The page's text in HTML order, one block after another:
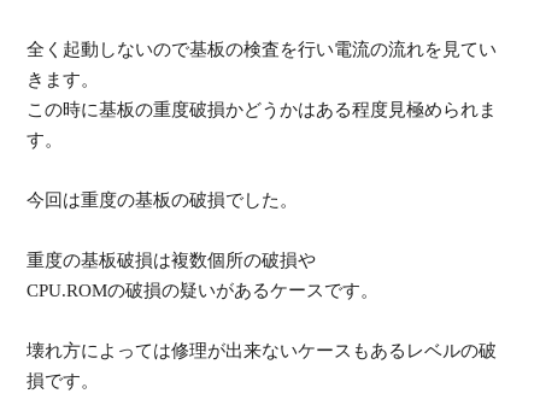
全く起動しないので基板の検査を行い電流の流れを見てい
きます。
この時に基板の重度破損かどうかはある程度見極められま
す。
今回は重度の基板の破損でした。
重度の基板破損は複数個所の破損や
CPU.ROMの破損の疑いがあるケースです。
壊れ方によっては修理が出来ないケースもあるレベルの破
損です。